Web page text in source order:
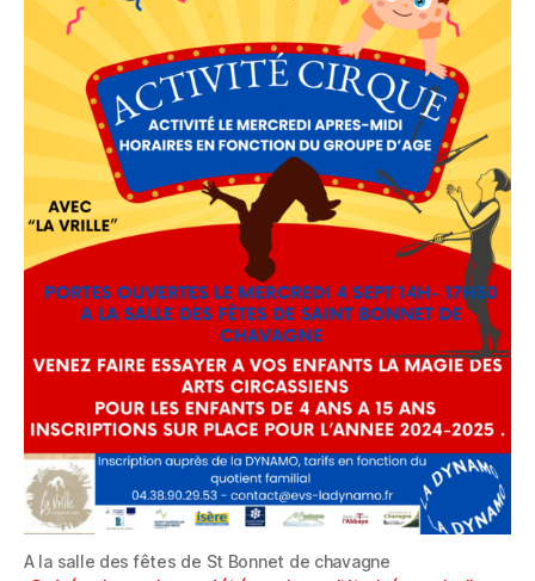
A la salle des fêtes de St Bonnet de chavagne